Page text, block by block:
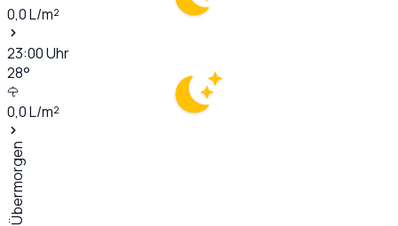
0,0L/m²
23:00Uhr
28°
0,0L/m²
Übermorgen